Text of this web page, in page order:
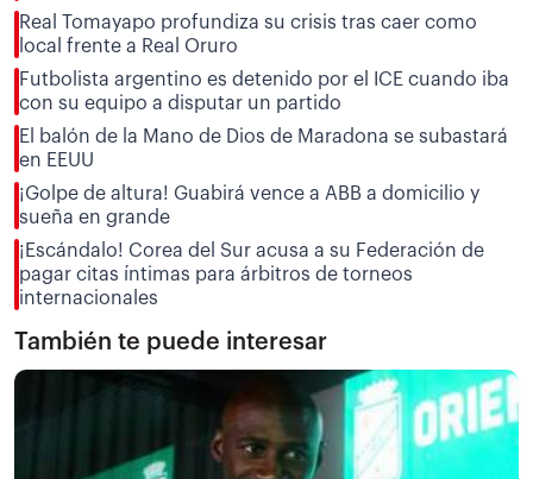
Real Tomayapo profundiza su crisis tras caer como
local frente a Real Oruro
Futbolista argentino es detenido por el ICE cuando iba
con su equipo a disputar un partido
El balón de la Mano de Dios de Maradona se subastará
en EEUU
¡Golpe de altura! Guabirá vence a ABB a domicilio y
sueña en grande
¡Escándalo! Corea del Sur acusa a su Federación de
pagar citas íntimas para árbitros de torneos
internacionales
También te puede interesar